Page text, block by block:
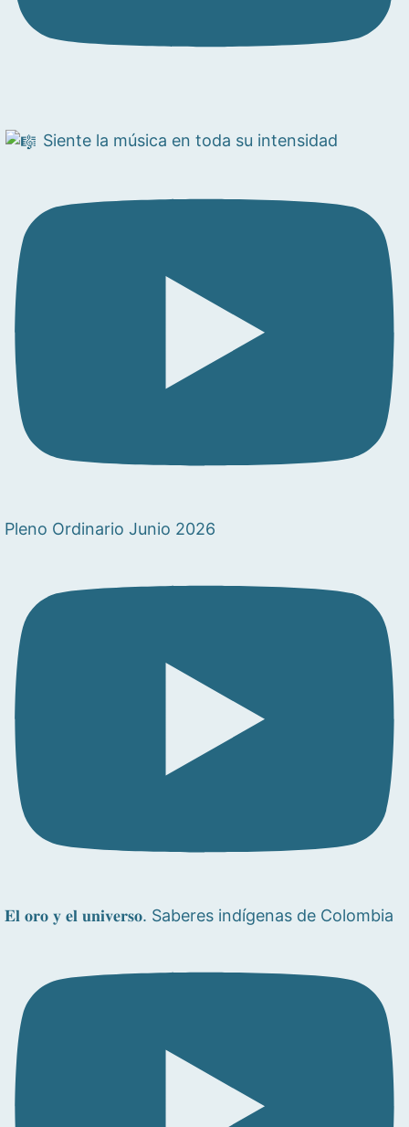
Siente la música en toda su intensidad
Pleno Ordinario Junio 2026
𝐄𝐥 𝐨𝐫𝐨 𝐲 𝐞𝐥 𝐮𝐧𝐢𝐯𝐞𝐫𝐬𝐨. Saberes indígenas de Colombia